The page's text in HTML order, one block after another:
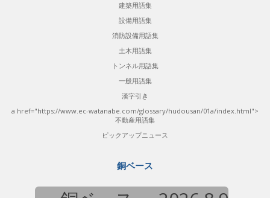
建築用語集
設備用語集
消防設備用語集
土木用語集
トンネル用語集
一般用語集
漢字引き
a href="https://www.ec-watanabe.com/glossary/hudousan/01a/index.html">
不動産用語集
ピックアップニュース
銅ベース